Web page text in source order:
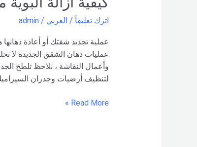
اترك تعليقاً / العربي /
admin
عملية تجديد شقتك أو أعادة
عمليات دهان الشقق الجديدة لا
وأعمال النقاشة ، نلاحظ تلطخ
لتنظيف أرضيات وجدران
من
السيراميك
شركة
العربي
Read More »